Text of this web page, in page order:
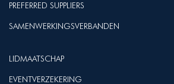
PREFERRED SUPPLIERS
SAMENWERKINGSVERBANDEN
LIDMAATSCHAP
EVENTVERZEKERING